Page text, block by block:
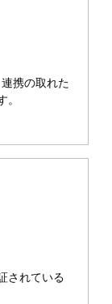
携の取れた
されている